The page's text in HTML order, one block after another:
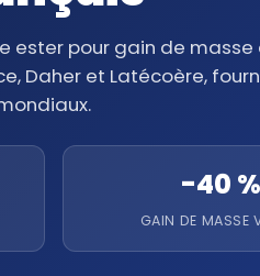
ester pour gain de
Daher et Latécoère,
-40 %
GAIN DE MASSE